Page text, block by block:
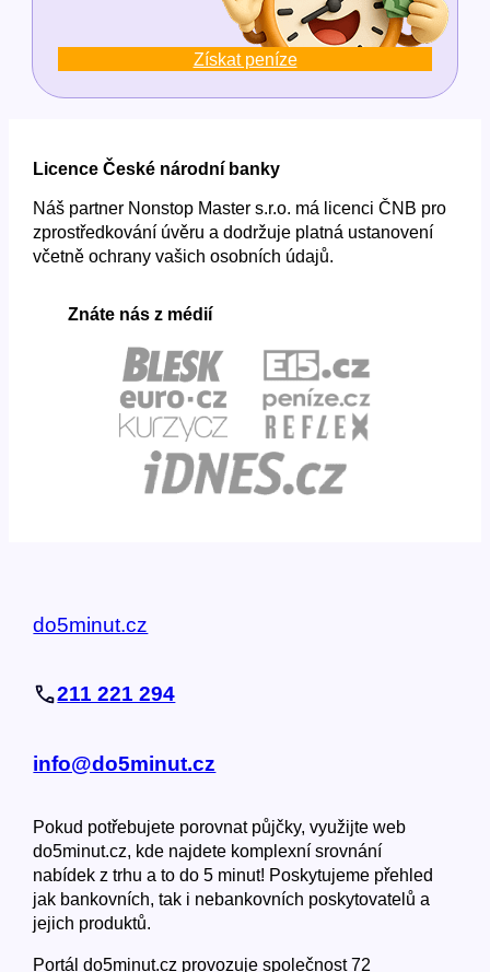
Získat peníze
Licence České národní banky
Náš partner Nonstop Master s.r.o. má licenci ČNB pro
zprostředkování úvěru a dodržuje platná ustanovení
včetně ochrany vašich osobních údajů.
Znáte nás z médií
do5minut.cz
211 221 294
info@do5minut.cz
Pokud potřebujete porovnat půjčky, využijte web
do5minut.cz, kde najdete komplexní srovnání
nabídek z trhu a to do 5 minut! Poskytujeme přehled
jak bankovních, tak i nebankovních poskytovatelů a
jejich produktů.
Portál do5minut.cz provozuje společnost 72